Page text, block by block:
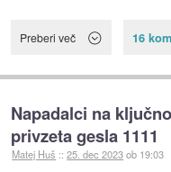
Preberi več 16
Napadalci na
privzeta gesla 1111
Matej Huš ::25. dec 2023ob 19:03